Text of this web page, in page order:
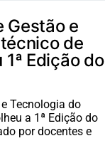
Gestão e
de
Edição do
Tecnologia do
a 1ª Edição do
por docentes e